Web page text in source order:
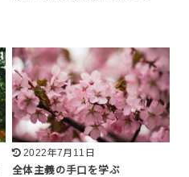
2022年7月11日
全体主義の手口を学ぶ